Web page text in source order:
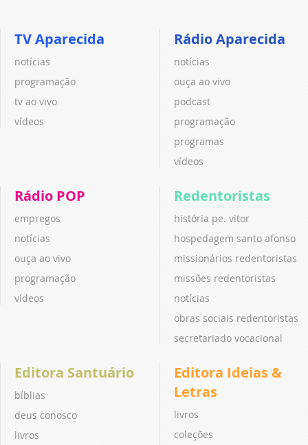
TV Aparecida
notícias
programação
tv ao vivo
vídeos
Rádio Aparecida
notícias
ouça ao vivo
podcast
programação
programas
vídeos
Rádio POP
empregos
notícias
ouça ao vivo
programação
vídeos
Redentoristas
história pe. vitor
hospedagem santo afonso
missionários redentoristas
missões redentoristas
notícias
obras sociais redentoristas
secretariado vocacional
Editora Santuário
bíblias
deus conosco
livros
Editora Ideias &
Letras
livros
coleções